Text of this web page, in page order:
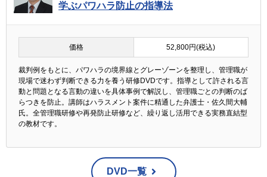
学ぶパワハラ防止の指導法
価格 52,800円(税込)
裁判例をもとに、パワハラの境界線とグレーゾーンを整理し、管理職が
現場で迷わず判断できる力を養う研修DVDです。指導として許される言
動と問題となる言動の違いを具体事例で解説し、管理職ごとの判断のば
らつきを防止。講師はハラスメント案件に精通した弁護士・佐久間大輔
氏。全管理職研修や再発防止研修など、繰り返し活用できる実務直結型
の教材です。
DVD一覧